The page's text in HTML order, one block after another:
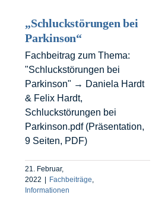
„Schluckstörungen bei
Parkinson“
Fachbeitrag zum Thema:
"Schluckstörungen bei
Parkinson" → Daniela Hardt
& Felix Hardt,
Schluckstörungen bei
Parkinson.pdf (Präsentation,
9 Seiten, PDF)
21. Februar,
2022 | Fachbeiträge
Informationen